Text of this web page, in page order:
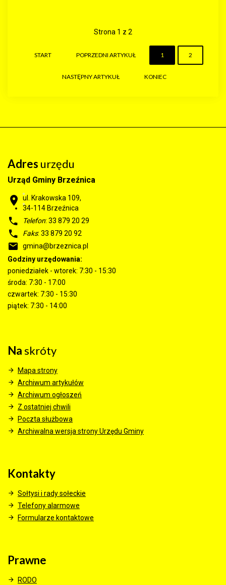
Strona 1 z 2
START POPRZEDNI ARTYKUŁ 1 2
NASTĘPNY ARTYKUŁ KONIEC
Adres urzędu
Urząd Gminy Brzeźnica
ul. Krakowska 109,
34-114 Brzeźnica
Telefon: 33 879 20 29
Faks: 33 879 20 92
gmina@brzeznica.pl
Godziny urzędowania:
poniedziałek - wtorek: 7:30 - 15:30
środa: 7:30 - 17:00
czwartek: 7:30 - 15:30
piątek: 7:30 - 14:00
Naskróty
Mapa strony
Archiwum artykułów
Archiwum ogłoszeń
Z ostatniej chwili
Poczta służbowa
Archiwalna wersja strony Urzędu Gminy
Kontakty
Sołtysi i rady sołeckie
Telefony alarmowe
Formularze kontaktowe
Prawne
RODO